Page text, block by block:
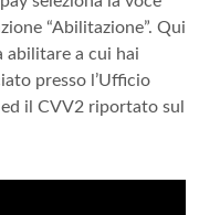
“Abilitazione”. Qui
abilitare a cui hai
presso l’Ufficio
il CVV2 riportato sul